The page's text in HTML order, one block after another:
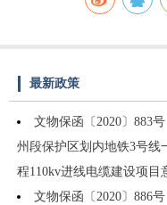
最新政策
文物保函〔2020〕883
州段保护区划内地铁3号线
程110kv进线电缆建设项目
文物保函〔2020〕886